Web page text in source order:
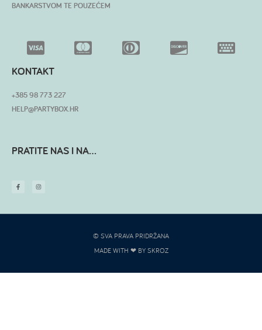
BANKARSTVOM TE POUZEĆEM
KONTAKT
+385 98 773 227
HELP@PARTYBOX.HR
PRATITE NAS I NA...
© SVA PRAVA PRIDRŽANA
MADE WITH ❤ BY SKROZ